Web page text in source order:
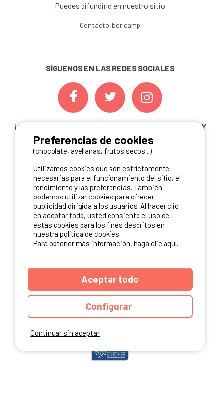
Puedes difundirlo en nuestro sitio
Contacto Ibericamp
SÍGUENOS EN LAS REDES SOCIALES
¡ Y NO TE PIERDAS NUESTRAS
OFERTAS, CONCURSOS Y
NOVEDADESINSCRIBIÉNDOTE A NUESTRA
NEWSLETTER!
ME INSCRIBO
NUESTROS PARTNERS
Continuar sin aceptar
Preferencias de cookies
(chocolate, avellanas, frutos secos...)
Utilizamos cookies que son estrictamente
necesarias para el funcionamiento del sitio, el
rendimiento y las preferencias. También
podemos utilizar cookies para ofrecer
publicidad dirigida a los usuarios. Al hacer clic
en aceptar todo, usted consiente el uso de
estas cookies para los fines descritos en
nuestra política de cookies.
Para obtener más información, haga clic aquí.
Aceptar todo
Configurar